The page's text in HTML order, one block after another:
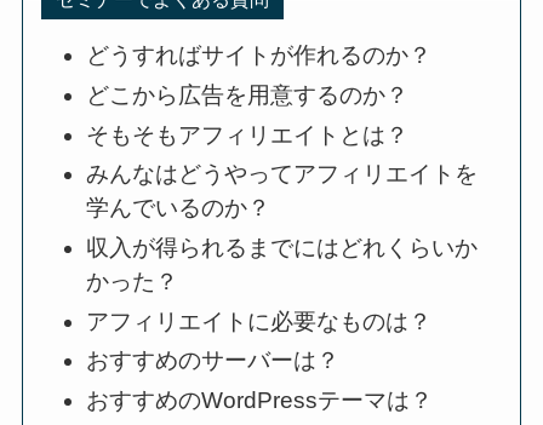
どうすればサイトが作れるのか？
どこから広告を用意するのか？
そもそもアフィリエイトとは？
みんなはどうやってアフィリエイトを
学んでいるのか？
収入が得られるまでにはどれくらいか
かった？
アフィリエイトに必要なものは？
おすすめのサーバーは？
おすすめのWordPressテーマは？